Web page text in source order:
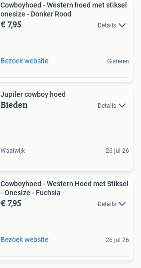
Cowboyhoed - Western hoed met stiksel
onesize - Donker Rood
€ 7,95 Details
Bezoek website Gisteren
Jupiler cowboy hoed
Bieden Details
Waalwijk 26 jul 26
Cowboyhoed - Western Hoed met Stiksel
- Onesize - Fuchsia
€ 7,95 Details
Bezoek website 26 jul 26